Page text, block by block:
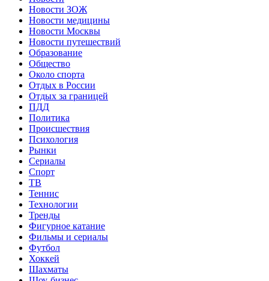
Новости ЗОЖ
Новости медицины
Новости Москвы
Новости путешествий
Образование
Общество
Около спорта
Отдых в России
Отдых за границей
ПДД
Политика
Происшествия
Психология
Рынки
Сериалы
Спорт
ТВ
Теннис
Технологии
Тренды
Фигурное катание
Фильмы и сериалы
Футбол
Хоккей
Шахматы